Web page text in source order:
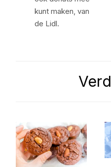
kunt maken, van
de Lidl.